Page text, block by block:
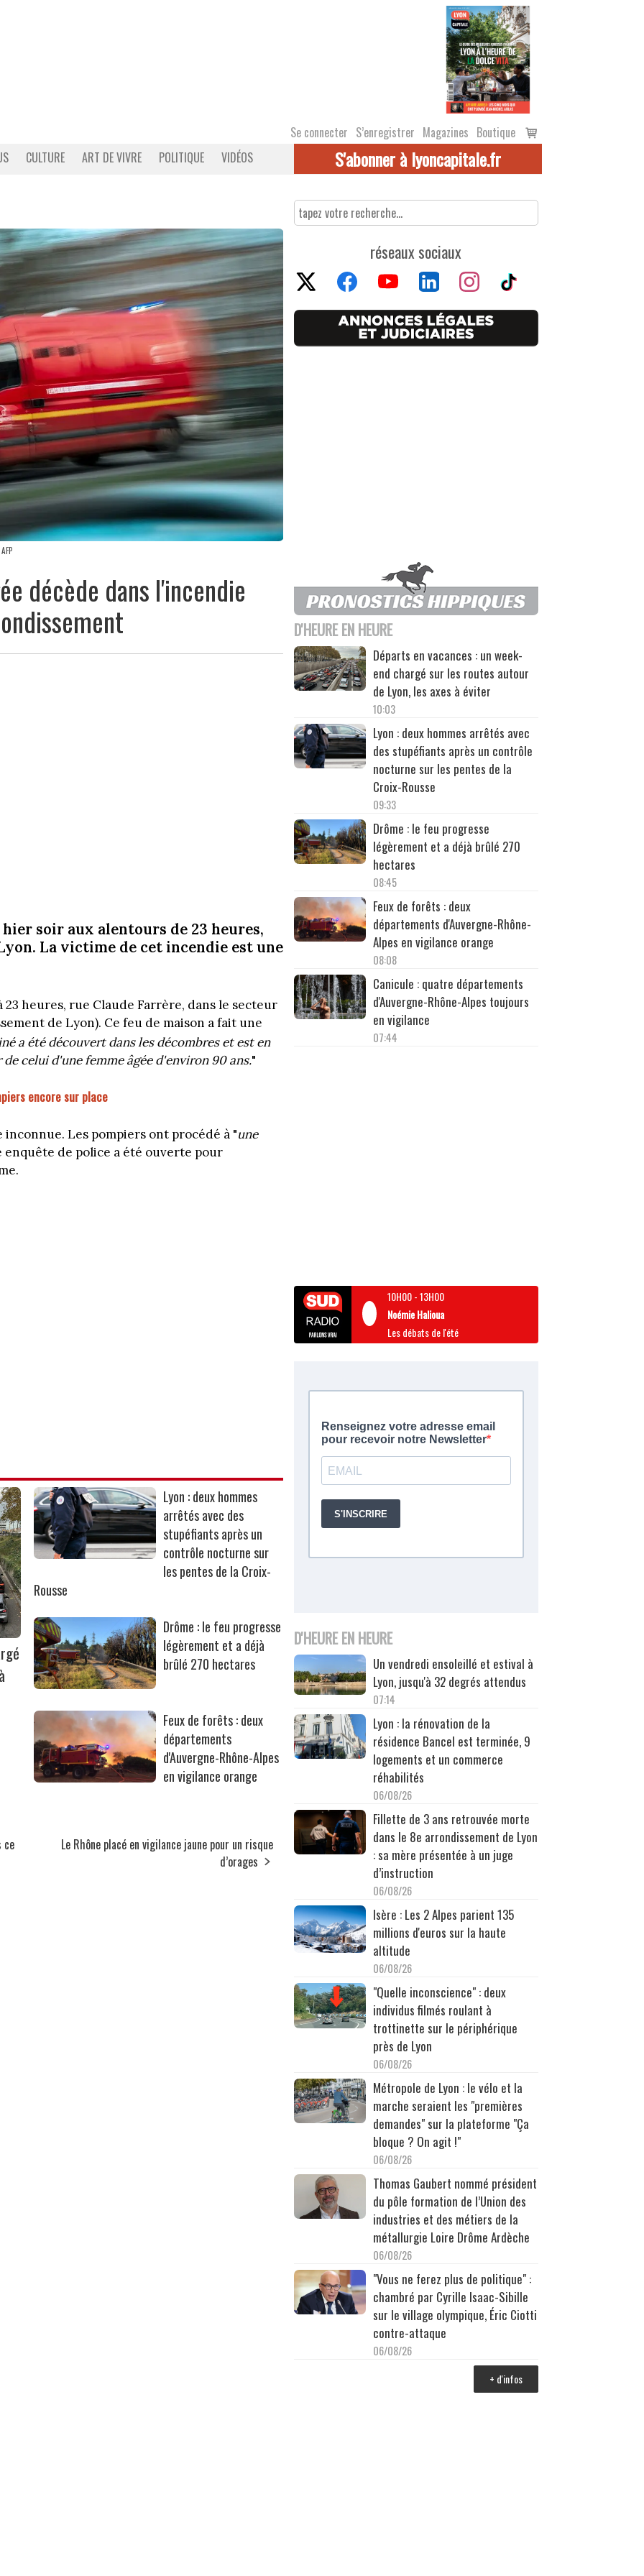
Se connecter S’enregistrer Magazines Boutique
Voir
le
CULTURE ART DE VIVRE POLITIQUE VIDÉOS S'abonner à lyoncapitale.fr
décède dans l'incendie
soir aux alentours de 23 heures,
La victime de cet incendie est une
heures, rue Claude Farrère, dans le secteur
de Lyon). Ce feu de maison a fait une
a été découvert dans les décombres et est en
celui d'une femme âgée d'environ 90 ans."
encore sur place
Les pompiers ont procédé à "une
enquête de police a été ouverte pour
Lyon : deux hommes
arrêtés avec des
stupéfiants après un
contrôle nocturne sur
les pentes de la Croix-
Rousse
Drôme : le feu progresse
légèrement et a déjà
brûlé 270 hectares
Feux de forêts : deux
départements
d'Auvergne-Rhône-Alpes
en vigilance orange
ce
Le Rhône placé en vigilance jaune pour un risque
d’orages
réseaux sociaux
D'HEURE EN HEURE
Départs en vacances : un week-
end chargé sur les routes autour
de Lyon, les axes à éviter
10:03
Lyon : deux hommes arrêtés avec
des stupéfiants après un contrôle
nocturne sur les pentes de la
Croix-Rousse
09:33
Drôme : le feu progresse
légèrement et a déjà brûlé 270
hectares
08:45
Feux de forêts : deux
départements d'Auvergne-Rhône-
Alpes en vigilance orange
08:08
Canicule : quatre départements
d'Auvergne-Rhône-Alpes toujours
en vigilance
07:44
10H00-13H00
Noémie Halioua
Les débats de l'été
D'HEURE EN HEURE
Un vendredi ensoleillé et estival à
Lyon, jusqu'à 32 degrés attendus
07:14
Lyon : la rénovation de la
résidence Bancel est terminée, 9
logements et un commerce
réhabilités
06/08/26
Fillette de 3 ans retrouvée morte
dans le 8e arrondissement de Lyon
: sa mère présentée à un juge
d’instruction
06/08/26
Isère : Les 2 Alpes parient 135
millions d'euros sur la haute
altitude
06/08/26
"Quelle inconscience" : deux
individus filmés roulant à
trottinette sur le périphérique
près de Lyon
06/08/26
Métropole de Lyon : le vélo et la
marche seraient les "premières
demandes" sur la plateforme "Ça
bloque ? On agit !"
06/08/26
Thomas Gaubert nommé président
du pôle formation de l’Union des
industries et des métiers de la
métallurgie Loire Drôme Ardèche
06/08/26
"Vous ne ferez plus de politique" :
chambré par Cyrille Isaac-Sibille
sur le village olympique, Éric Ciotti
contre-attaque
06/08/26
+ d'infos